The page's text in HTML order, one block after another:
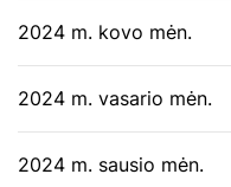
2024 m. kovo mėn.
2024 m. vasario mėn.
2024 m. sausio mėn.